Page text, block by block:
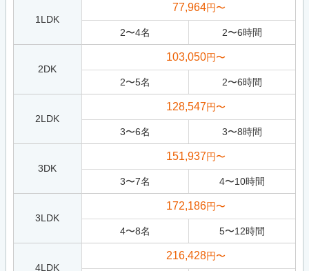
1LDK
77,964円〜
2〜4名 2〜6時間
2DK
103,050円〜
2〜5名 2〜6時間
2LDK
128,547円〜
3〜6名 3〜8時間
3DK
151,937円〜
3〜7名 4〜10時間
3LDK
172,186円〜
4〜8名 5〜12時間
4LDK
216,428円〜